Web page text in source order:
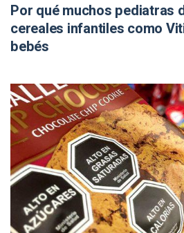
Por qué muchos pediatras
cereales infantiles como
bebés